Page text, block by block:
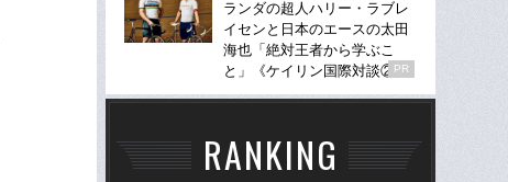
ランダの超人ハリー・ラブレ
イセンと日本のエースの太田
海也「絶対王者から学ぶこ
と」《ケイリン国際対談②》
PR
RANKING